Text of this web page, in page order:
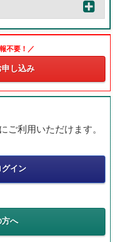
不要！／
し込み
ご利用いただけます。
グイン
方へ